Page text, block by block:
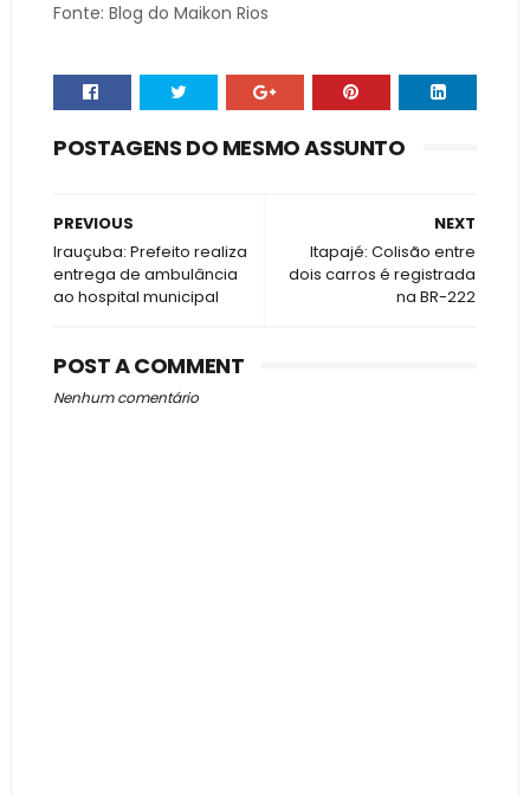
Fonte: Blog do Maikon Rios
POSTAGENS DO MESMO ASSUNTO
NEXT
Itapajé: Colisão entre
dois carros é registrada
na BR-222
PREVIOUS
Irauçuba: Prefeito realiza
entrega de ambulância
ao hospital municipal
POST A COMMENT
Nenhum comentário